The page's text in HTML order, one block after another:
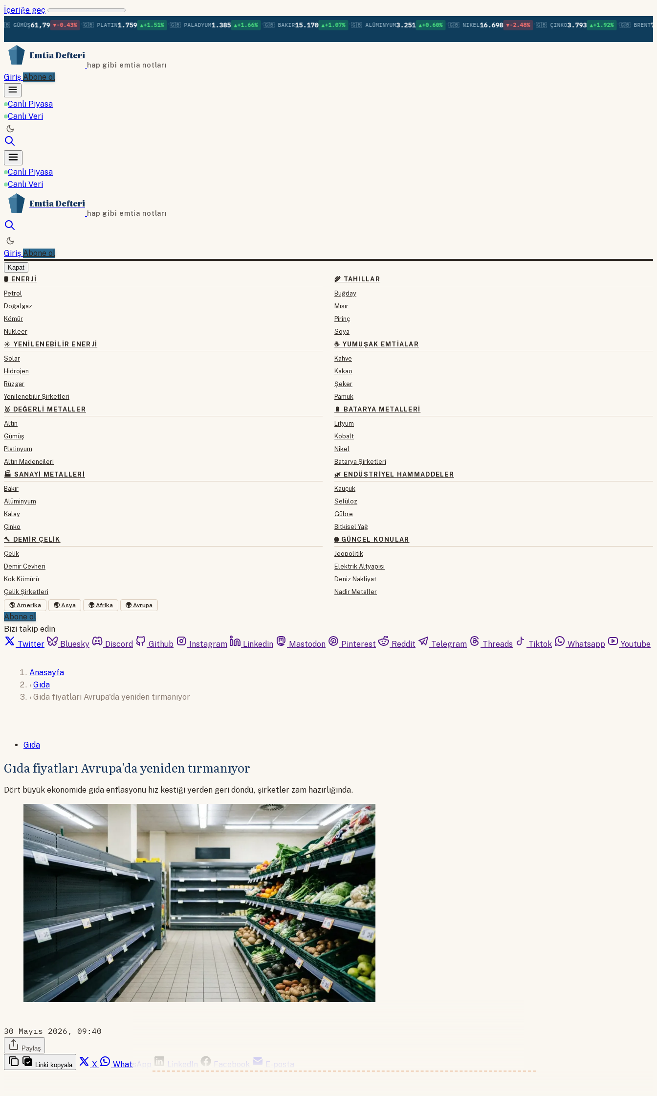
İçeriğe geç
61,79 ▼-0.43% •🇬🇧 PLATIN1.759 ▲+1.51% •🇬🇧 PALADYUM1.385 ▲+1.66% •🇬🇧 BAKIR15.170 ▲+1.07% •🇬🇧 ALÜMINYUM3.251 ▲+0.60% •🇬🇧 NIKEL16.698 ▼-2.48% •🇬🇧 ÇINKO3.793 ▲+1.92% •🇬🇧 BRENT79,64
Emtia Defteri
hap gibi emtia notları
Giriş Abone ol
Canlı Piyasa
Canlı Veri
Canlı Piyasa
Canlı Veri
Emtia Defteri
hap gibi emtia notları
Giriş Abone ol
Kapat
🛢 ENERJI
Petrol
Doğalgaz
Kömür
Nükleer
☀️ YENILENEBILIR ENERJI
Solar
Hidrojen
Rüzgar
Yenilenebilir Şirketleri
🥇 DEĞERLI METALLER
Altın
Gümüş
Platinyum
Altın Madencileri
🏭 SANAYI METALLERI
Bakır
Alüminyum
Kalay
Çinko
🔨 DEMIR ÇELIK
Çelik
Demir Cevheri
Kok Kömürü
Çelik Şirketleri
🌾 TAHILLAR
Buğday
Mısır
Pirinç
Soya
☕ YUMUŞAK EMTIALAR
Kahve
Kakao
Şeker
Pamuk
🔋 BATARYA METALLERI
Lityum
Kobalt
Nikel
Batarya Şirketleri
🌿 ENDÜSTRIYEL HAMMADDELER
Kauçuk
Selüloz
Gübre
Bitkisel Yağ
🌐 GÜNCEL KONULAR
Jeopolitik
Elektrik Altyapısı
Deniz Nakliyat
Nadir Metaller
🌎 Amerika 🌏 Asya 🌍 Afrika 🌍 Avrupa
Abone ol
Bizi takip edin
Twitter
Bluesky Discord Github Instagram Linkedin Mastodon Pinterest Reddit Telegram Threads Tiktok Whatsapp Youtube
Anasayfa
› Gıda
› Gıda fiyatları Avrupa'da yeniden tırmanıyor
Gıda
Gıda fiyatları Avrupa'da yeniden tırmanıyor
Dört büyük ekonomide gıda enflasyonu hız kestiği yerden geri döndü, şirketler zam hazırlığında.
30 Mayıs 2026, 09:40
Paylaş
Linki kopyala X WhatsApp LinkedIn Facebook E-posta